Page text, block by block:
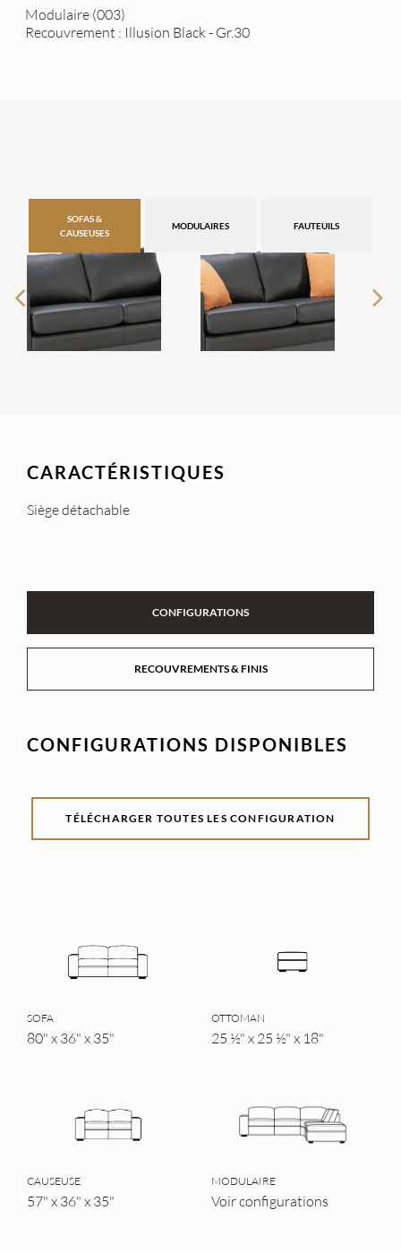
Modulaire (003)
Recouvrement : Illusion Black - Gr.30
SOFAS &
CAUSEUSES
MODULAIRES FAUTEUILS
CARACTÉRISTIQUES
Siège détachable
CONFIGURATIONS
RECOUVREMENTS & FINIS
CONFIGURATIONS DISPONIBLES
TÉLÉCHARGER TOUTES LES CONFIGURATION
SOFA
80" x 36" x 35"
OTTOMAN
25 ½" x 25 ½" x 18"
CAUSEUSE
57" x 36" x 35"
MODULAIRE
Voir configurations